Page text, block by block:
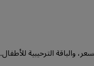
والباقة الترحيبية للأطفال.